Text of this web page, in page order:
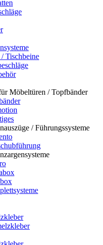
Tischbeine
Möbeltüren / Topfbänder
/ Führungssysteme